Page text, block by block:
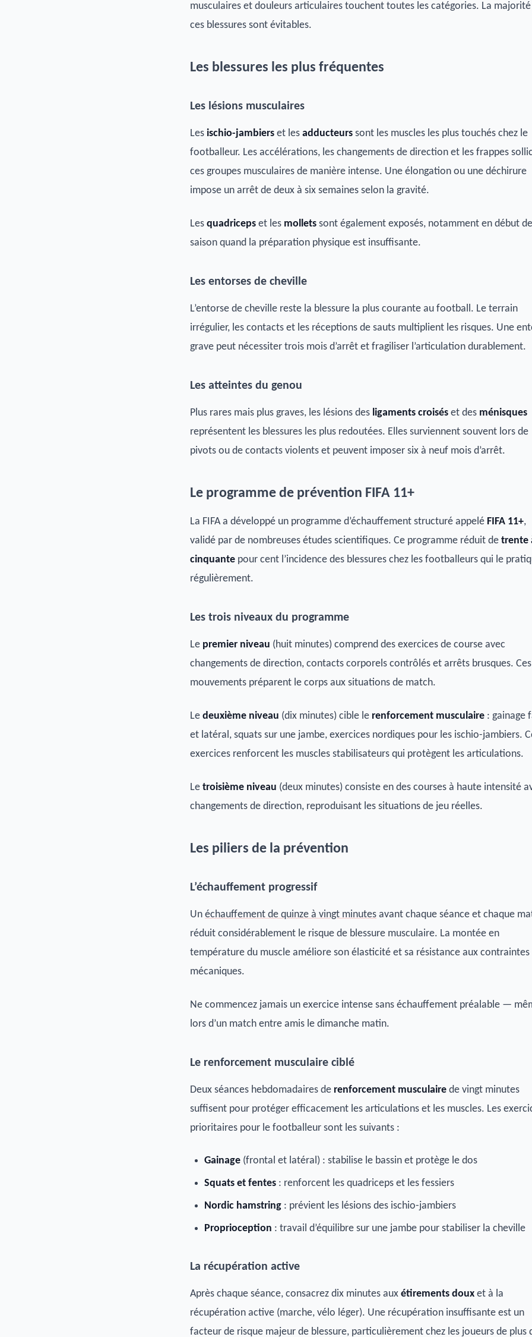
musculaires et douleurs articulaires touchent toutes les catégories. La
ces blessures sont évitables.
Les blessures les plus fréquentes
Les lésions musculaires
Les ischio-jambiers et les adducteurs sont les muscles les plus touchés chez le
footballeur. Les accélérations, les changements de direction et les frappes
ces groupes musculaires de manière intense. Une élongation ou une déchirure
impose un arrêt de deux à six semaines selon la gravité.
Les quadriceps et les mollets sont également exposés, notamment en début de
saison quand la préparation physique est insuffisante.
Les entorses de cheville
L’entorse de cheville reste la blessure la plus courante au football. Le terrain
irrégulier, les contacts et les réceptions de sauts multiplient les risques. Une
grave peut nécessiter trois mois d’arrêt et fragiliser l’articulation durablement.
Les atteintes du genou
Plus rares mais plus graves, les lésions des ligaments croisés et des ménisques
représentent les blessures les plus redoutées. Elles surviennent souvent lors de
pivots ou de contacts violents et peuvent imposer six à neuf mois d’arrêt.
Le programme de prévention FIFA 11+
La FIFA a développé un programme d’échauffement structuré appelé FIFA 11+,
validé par de nombreuses études scientifiques. Ce programme réduit de trente
cinquante pour cent l’incidence des blessures chez les footballeurs qui le
régulièrement.
Les trois niveaux du programme
Le premier niveau (huit minutes) comprend des exercices de course avec
changements de direction, contacts corporels contrôlés et arrêts brusques. Ces
mouvements préparent le corps aux situations de match.
Le deuxième niveau (dix minutes) cible le renforcement musculaire : gainage
et latéral, squats sur une jambe, exercices nordiques pour les ischio-jambiers.
exercices renforcent les muscles stabilisateurs qui protègent les articulations.
Le troisième niveau (deux minutes) consiste en des courses à haute intensité
changements de direction, reproduisant les situations de jeu réelles.
Les piliers de la prévention
L’échauffement progressif
Un échauffement de quinze à vingt minutes avant chaque séance et chaque
réduit considérablement le risque de blessure musculaire. La montée en
température du muscle améliore son élasticité et sa résistance aux contraintes
mécaniques.
Ne commencez jamais un exercice intense sans échauffement préalable —
lors d’un match entre amis le dimanche matin.
Le renforcement musculaire ciblé
Deux séances hebdomadaires de renforcement musculaire de vingt minutes
suffisent pour protéger efficacement les articulations et les muscles. Les
prioritaires pour le footballeur sont les suivants :
Gainage (frontal et latéral) : stabilise le bassin et protège le dos
Squats et fentes : renforcent les quadriceps et les fessiers
Nordic hamstring : prévient les lésions des ischio-jambiers
Proprioception : travail d’équilibre sur une jambe pour stabiliser la cheville
La récupération active
Après chaque séance, consacrez dix minutes aux étirements doux et à la
récupération active (marche, vélo léger). Une récupération insuffisante est un
facteur de risque majeur de blessure, particulièrement chez les joueurs de plus